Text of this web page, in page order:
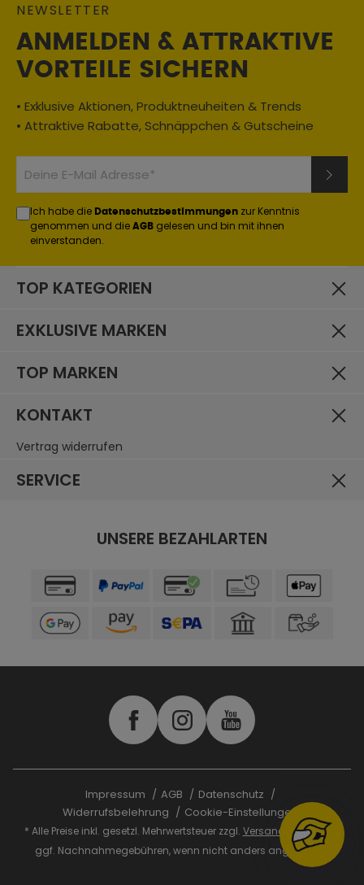
NEWSLETTER
ANMELDEN & ATTRAKTIVE
VORTEILE SICHERN
• Exklusive Aktionen, Produktneuheiten & Trends
• Attraktive Rabatte, Schnäppchen & Gutscheine
Ich habe die Datenschutzbestimmungen zur Kenntnis
genommen und die AGB gelesen und bin mit ihnen
einverstanden.
TOP KATEGORIEN
EXKLUSIVE MARKEN
TOP MARKEN
KONTAKT
Vertrag widerrufen
SERVICE
UNSERE BEZAHLARTEN
Impressum AGB
Datenschutz
Widerrufsbelehrung
Cookie-Einstellungen
* Alle Preise inkl. gesetzl. Mehrwertsteuer zzgl. Versandkostenund
ggf. Nachnahmegebühren, wenn nicht anders angegeben.